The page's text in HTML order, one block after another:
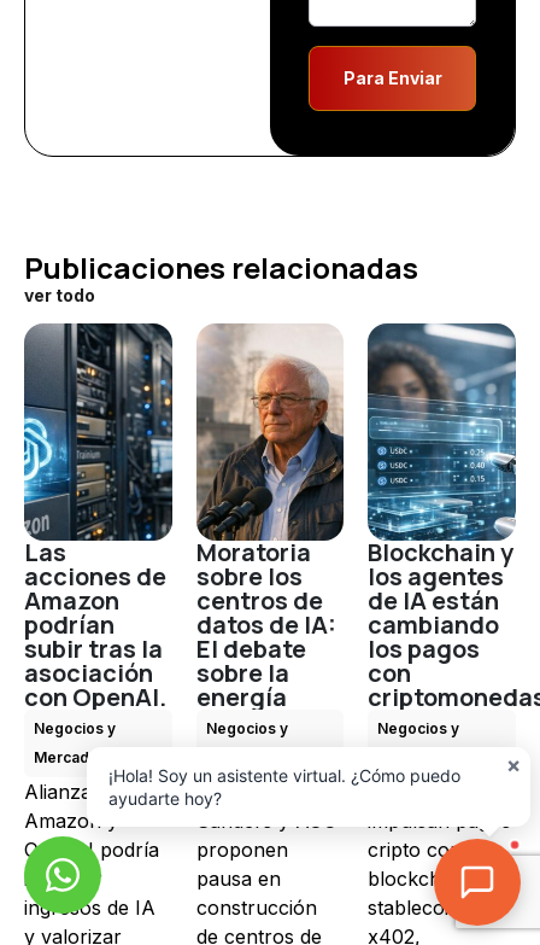
Para Enviar
Publicaciones relacionadas
ver todo
Las
acciones de
Amazon
podrían
subir tras la
asociación
con OpenAI.
Negocios y
Mercado de IA
Alianza entre
Amazon y
OpenAI podría
impulsar
ingresos de IA
y valorizar
Moratoria
sobre los
centros de
datos de IA:
El debate
sobre la
energía
Negocios y
Moratoria:
Sanders y AOC
proponen
pausa en
construcción
de centros de
Blockchain y
los agentes
de IA están
cambiando
los pagos
con
Negocios y
Agentes de IA
impulsan pagos
cripto con
blockchain,
stablecoins y
x402,
×
¡Hola! Soy un asistente virtual. ¿Cómo puedo
ayudarte hoy?